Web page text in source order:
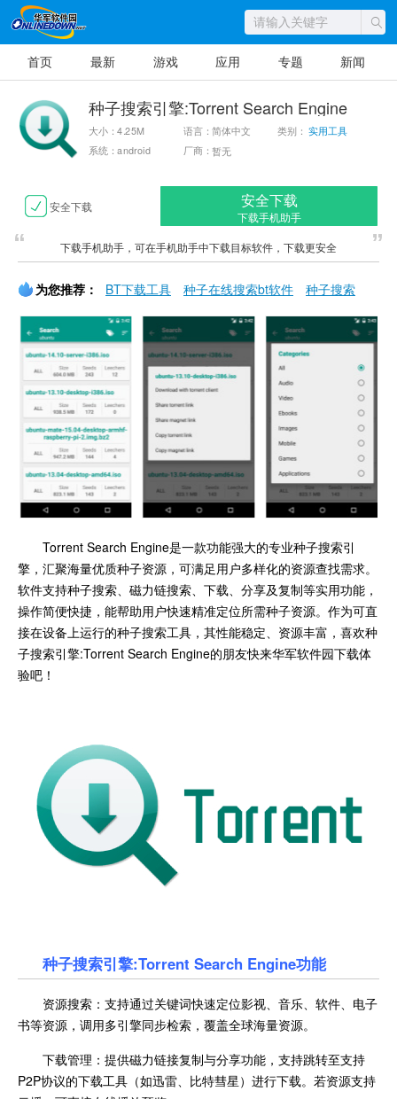
首页 最新 游戏 应用 专题 新闻
种子搜索引擎:Torrent Search Engine
大小：4.25M 语言：简体中文 类别：实用工具
系统：android
厂商：暂无
安全下载 安全下载
下载手机助手
下载手机助手，可在手机助手中下载目标软件，下载更安全
为您推荐： BT下载工具 种子在线搜索bt软件 种子搜索
Torrent Search Engine是一款功能强大的专业种子搜索引
擎，汇聚海量优质种子资源，可满足用户多样化的资源查找需求。
软件支持种子搜索、磁力链搜索、下载、分享及复制等实用功能，
操作简便快捷，能帮助用户快速精准定位所需种子资源。作为可直
接在设备上运行的种子搜索工具，其性能稳定、资源丰富，喜欢种
子搜索引擎:Torrent Search Engine的朋友快来华军软件园下载体
验吧！
种子搜索引擎:Torrent Search Engine功能
资源搜索：支持通过关键词快速定位影视、音乐、软件、电子
书等资源，调用多引擎同步检索，覆盖全球海量资源。
下载管理：提供磁力链接复制与分享功能，支持跳转至支持
P2P协议的下载工具（如迅雷、比特彗星）进行下载。若资源支持